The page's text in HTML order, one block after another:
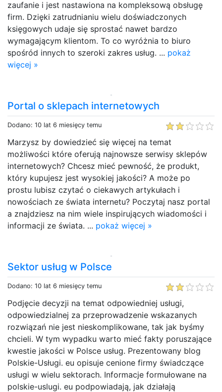
zaufanie i jest nastawiona na kompleksową obsługę
firm. Dzięki zatrudnianiu wielu doświadczonych
księgowych udaje się sprostać nawet bardzo
wymagającym klientom. To co wyróżnia to biuro
spośród innych to szeroki zakres usług. ... pokaż
więcej »
Portal o sklepach internetowych
Dodano: 10 lat 6 miesięcy temu
Marzysz by dowiedzieć się więcej na temat
możliwości które oferują najnowsze serwisy sklepów
internetowych? Chcesz mieć pewność, że produkt,
który kupujesz jest wysokiej jakości? A może po
prostu lubisz czytać o ciekawych artykułach i
nowościach ze świata internetu? Poczytaj nasz portal
a znajdziesz na nim wiele inspirujących wiadomości i
informacji ze świata. ... pokaż więcej »
Sektor usług w Polsce
Dodano: 10 lat 6 miesięcy temu
Podjęcie decyzji na temat odpowiedniej usługi,
odpowiedzialnej za przeprowadzenie wskazanych
rozwiązań nie jest nieskomplikowane, tak jak byśmy
chcieli. W tym wypadku warto mieć fakty poruszające
kwestie jakości w Polsce usług. Prezentowany blog
Polskie-Usługi. eu opisuje cenione firmy świadczące
usługi w wielu sektorach. Informacje formułowane na
polskie-uslugi. eu podpowiadają, jak działają